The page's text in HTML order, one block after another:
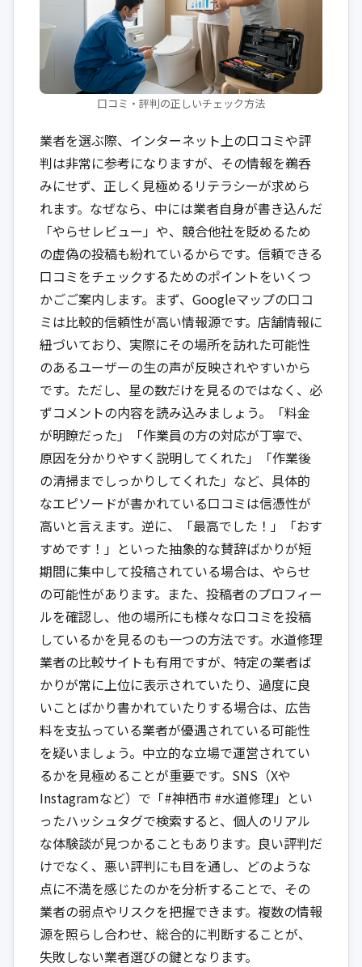
口コミ・評判の正しいチェック方法
業者を選ぶ際、インターネット上の口コミや評
判は非常に参考になりますが、その情報を鵜呑
みにせず、正しく見極めるリテラシーが求めら
れます。なぜなら、中には業者自身が書き込んだ
「やらせレビュー」や、競合他社を貶めるため
の虚偽の投稿も紛れているからです。信頼できる
口コミをチェックするためのポイントをいくつ
かごご案内します。まず、Googleマップの口コ
ミは比較的信頼性が高い情報源です。店舗情報に
紐づいており、実際にその場所を訪れた可能性
のあるユーザーの生の声が反映されやすいから
です。ただし、星の数だけを見るのではなく、必
ずコメントの内容を読み込みましょう。「料金
が明瞭だった」「作業員の方の対応が丁寧で、
原因を分かりやすく説明してくれた」「作業後
の清掃までしっかりしてくれた」など、具体的
なエピソードが書かれている口コミは信憑性が
高いと言えます。逆に、「最高でした！」「おす
すめです！」といった抽象的な賛辞ばかりが短
期間に集中して投稿されている場合は、やらせ
の可能性があります。また、投稿者のプロフィー
ルを確認し、他の場所にも様々な口コミを投稿
しているかを見るのも一つの方法です。水道修理
業者の比較サイトも有用ですが、特定の業者ば
かりが常に上位に表示されていたり、過度に良
いことばかり書かれていたりする場合は、広告
料を支払っている業者が優遇されている可能性
を疑いましょう。中立的な立場で運営されてい
るかを見極めることが重要です。SNS（Xや
Instagramなど）で「#神栖市 #水道修理」とい
ったハッシュタグで検索すると、個人のリアル
な体験談が見つかることもあります。良い評判だ
けでなく、悪い評判にも目を通し、どのような
点に不満を感じたのかを分析することで、その
業者の弱点やリスクを把握できます。複数の情報
源を照らし合わせ、総合的に判断することが、
失敗しない業者選びの鍵となります。